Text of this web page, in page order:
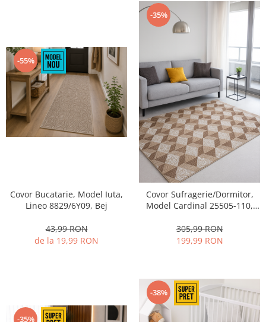
-55%
Covor Bucatarie, Model Iuta,
Lineo 8829/6Y09, Bej
43,99 RON
de la 19,99 RON
-35%
Covor Sufragerie/Dormitor,
Model Cardinal 25505-110,
305,99 RON
199,99 RON
-35%
-38%